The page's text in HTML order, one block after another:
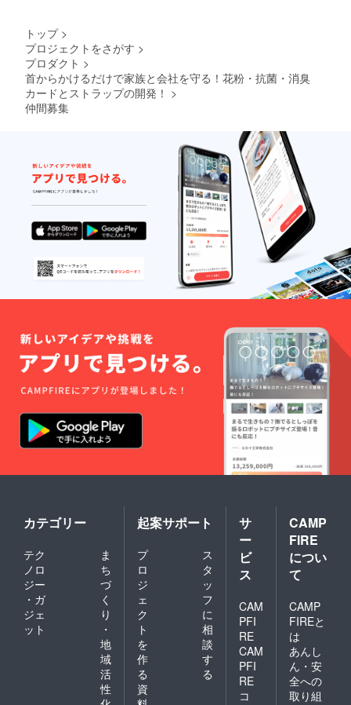
トップ >
プロジェクトをさがす >
プロダクト >
首からかけるだけで家族と会社を守る！花粉・抗菌・消臭
カードとストラップの開発！ >
仲間募集
カテゴリー
テク
ノロ
ジー
・ガ
ジェ
ット
ま
ち
づ
く
り
・
地
域
活
性
起案サポート
プ
ロ
ジ
ェ
ク
ト
を
作
る
ス
タ
ッ
フ
に
相
談
す
る
資
サ
ー
ビ
ス
CAM
PFI
RE
CAM
PFI
RE
コ
CAMP
FIRE
につい
て
CAMP
FIREと
は
あんし
ん・安
全への
取り組